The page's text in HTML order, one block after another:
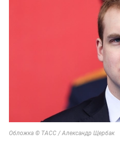
Обложка © ТАСС / Александр Щербак